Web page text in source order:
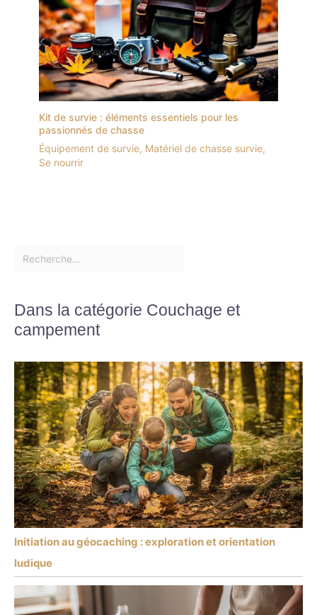
Kit de survie : éléments essentiels pour les
passionnés de chasse
Équipement de survie, Matériel de chasse survie,
Se nourrir
Dans la catégorie Couchage et
campement
Initiation au géocaching : exploration et orientation
ludique